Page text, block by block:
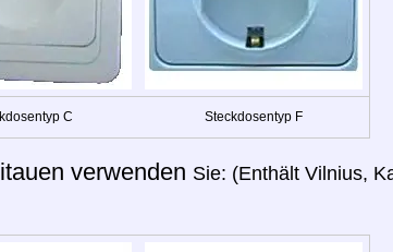
C Steckdosentyp F
verwenden Sie: (Enthält Vilnius,